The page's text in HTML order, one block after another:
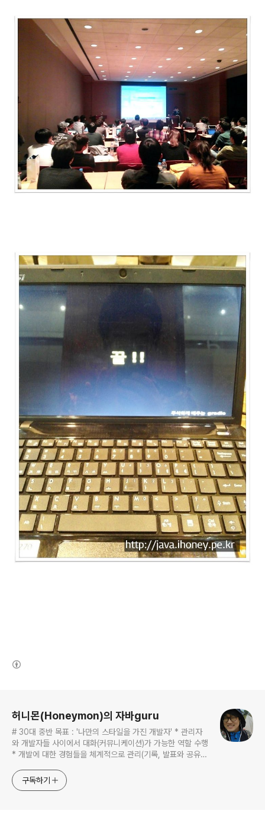
허니몬(Honeymon)의 자바guru
# 30대 중반 목표 : '나만의 스타일을 가진 개발자' * 관리자
와 개발자들 사이에서 대화(커뮤니케이션)가 가능한 역할 수행
* 개발에 대한 경험들을 체계적으로 관리(기록, 발표와 공유)
누구나 들려봤을법한 그런 개발관련 파워블로거 를 목표로 블
로그를 재편하려고 하는 중
구독하기